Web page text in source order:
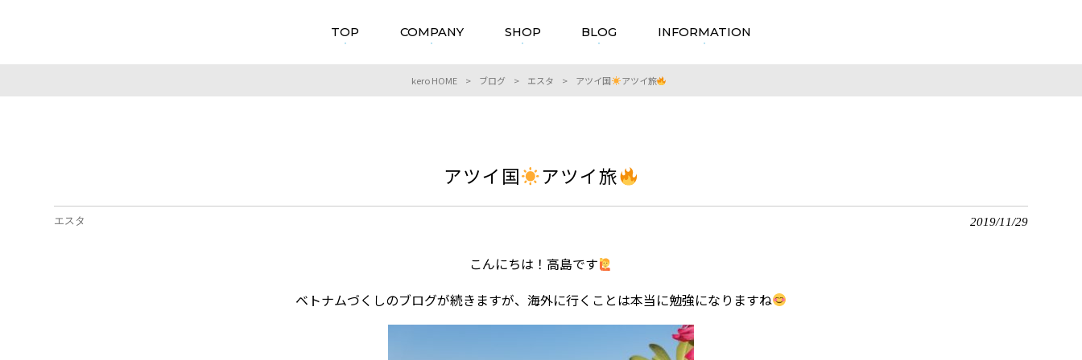
TOP COMPANY SHOP BLOG INFORMATION
kero HOME > ブログ > エスタ > アツイ国 アツイ旅
アツイ国 アツイ旅
エスタ 2019/11/29
こんにちは！高島です
ベトナムづくしのブログが続きますが、海外に行くことは本当に勉強になりますね